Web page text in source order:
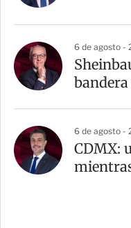
6 de agosto -
6 de agosto -
CDMX: